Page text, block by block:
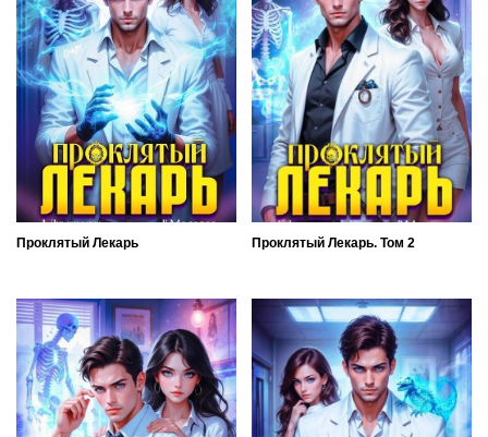
Проклятый Лекарь Проклятый Лекарь. Том 2